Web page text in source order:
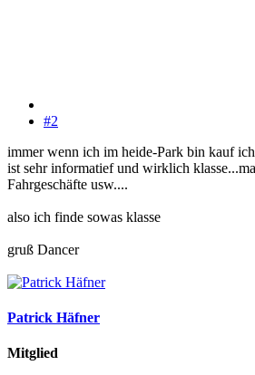
#2
immer wenn ich im heide-Park bin kauf
ist sehr informatief und wirklich
Fahrgeschäfte usw....
also ich finde sowas klasse
gruß Dancer
Patrick Häfner
Mitglied